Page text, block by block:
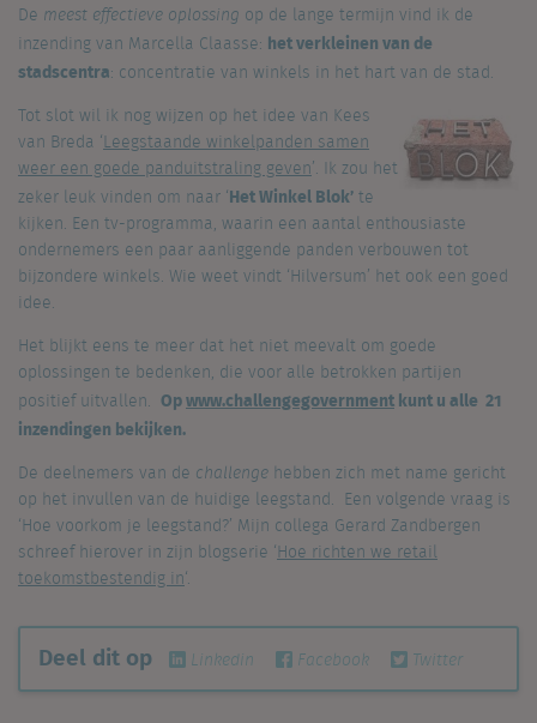
De meest effectieve oplossing op de lange termijn vind ik de
inzending van Marcella Claasse: het verkleinen van de
stadscentra: concentratie van winkels in het hart van de stad.
Tot slot wil ik nog wijzen op het idee van Kees
van Breda ‘Leegstaande winkelpanden samen
weer een goede panduitstraling geven’. Ik zou het
zeker leuk vinden om naar ‘Het Winkel Blok’te
kijken. Een tv-programma, waarin een aantal enthousiaste
ondernemers een paar aanliggende panden verbouwen tot
bijzondere winkels. Wie weet vindt ‘Hilversum’ het ook een goed
idee.
Het blijkt eens te meer dat het niet meevalt om goede
oplossingen te bedenken, die voor alle betrokken partijen
positief uitvallen. Opwww.challengegovernmentkunt u alle 21
inzendingen bekijken.
De deelnemers van de challenge hebben zich met name gericht
op het invullen van de huidige leegstand. Een volgende vraag is
‘Hoe voorkom je leegstand?’ Mijn collega Gerard Zandbergen
schreef hierover in zijn blogserie ‘Hoe richten we retail
toekomstbestendig in‘.
Deel dit op Linkedin Facebook Twitter